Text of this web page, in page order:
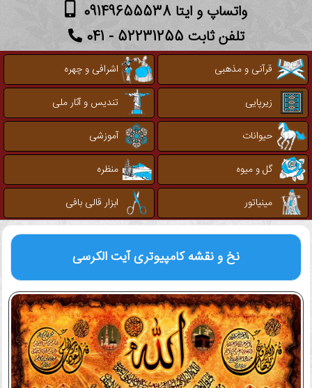
واتساپ و ایتا 09149655538
تلفن ثابت 52231255 - 041
قرآنی و مذهبی
اشرافی و چهره
زیرپایی
تندیس و آثار ملی
حیوانات
آموزشی
گل و میوه
منظره
مینیاتور
ابزار قالی بافی
نخ و نقشه کامپیوتریآیت الکرسی